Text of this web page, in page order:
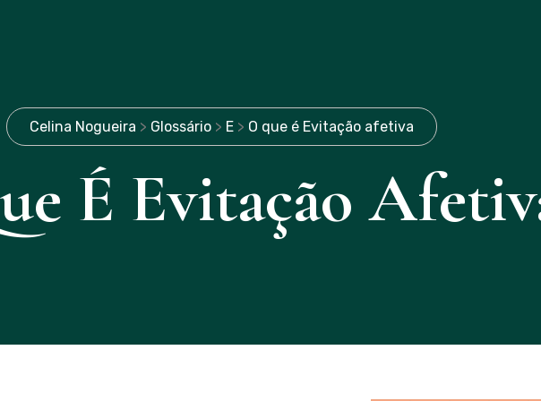
Celina Nogueira > Glossário> E> O que é Evitação afetiva
É Evitação